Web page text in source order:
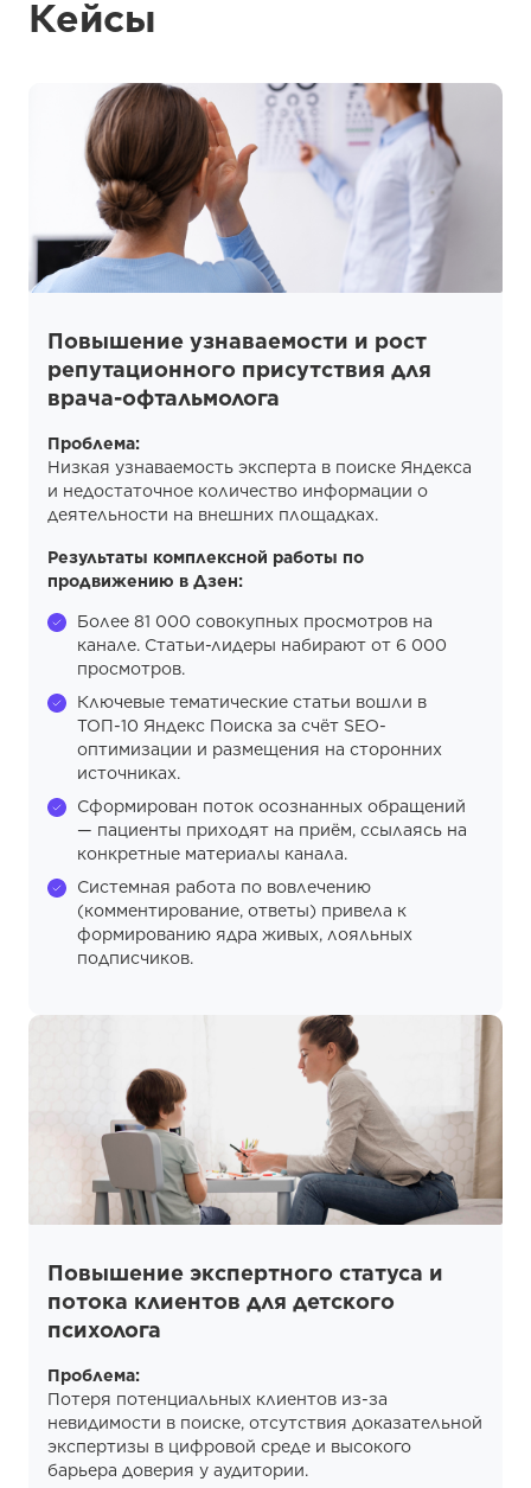
Кейсы
Повышение узнаваемости и рост
репутационного присутствия для
врача-офтальмолога
Проблема:
Низкая узнаваемость эксперта в поиске Яндекса
и недостаточное количество информации о
деятельности на внешних площадках.
Результаты комплексной работы по
продвижению в Дзен:
Более 81 000 совокупных просмотров на
канале. Статьи-лидеры набирают от 6 000
просмотров.
Ключевые тематические статьи вошли в
ТОП-10 Яндекс Поиска за счёт SEO-
оптимизации и размещения на сторонних
источниках.
Сформирован поток осознанных обращений
— пациенты приходят на приём, ссылаясь на
конкретные материалы канала.
Системная работа по вовлечению
(комментирование, ответы) привела к
формированию ядра живых, лояльных
подписчиков.
Повышение экспертного статуса и
потока клиентов для детского
психолога
Проблема:
Потеря потенциальных клиентов из-за
невидимости в поиске, отсутствия доказательной
экспертизы в цифровой среде и высокого
барьера доверия у аудитории.